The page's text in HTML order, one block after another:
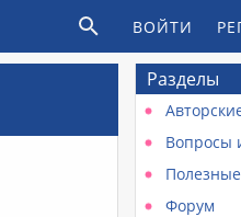
ВОЙТИ
Разделы
Вопросы
Форум